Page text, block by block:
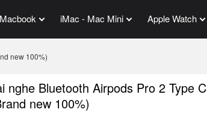
Macbook iMac - Mac Mini Apple Watch
new 100%)
nghe Bluetooth Airpods Pro 2 Type C
new 100%)